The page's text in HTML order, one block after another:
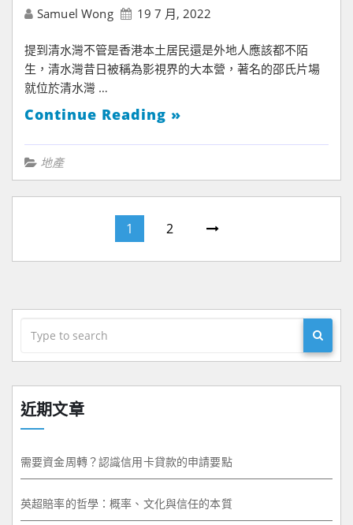
Samuel Wong 19 7 月, 2022
提到清水灣不管是香港本土居民還是外地人應該都不陌
生，清水灣昔日被稱為影視界的大本營，著名的邵氏片場
就位於清水灣 …
Continue Reading »
地產
1 2
近期文章
需要資金周轉？認識信用卡貸款的申請要點
英超賠率的哲學：概率、文化與信任的本質